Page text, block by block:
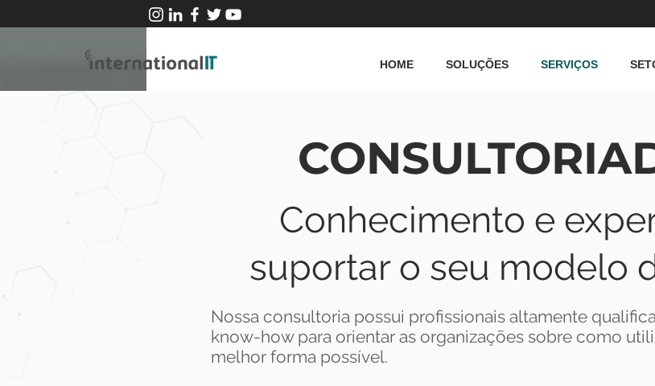
HOME SOLUÇÕES SERVIÇOS
CONSULTORIA
Conhecimento e
suportar o seu modelo
Nossa consultoria possui profissionais altamente
know-how para orientar as organizações sobre como
melhor forma possível.